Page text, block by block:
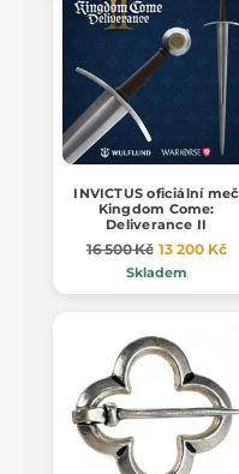
INVICTUS oficiální meč
Kingdom Come:
Deliverance II
16 500 Kč 13 200 Kč
Skladem